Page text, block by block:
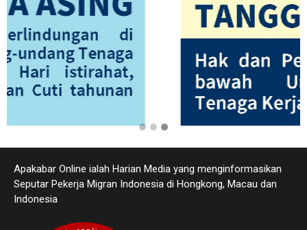
Apakabar Online ialah Harian Media yang menginformasikan
Seputar Pekerja Migran Indonesia di Hongkong, Macau dan
Indonesia